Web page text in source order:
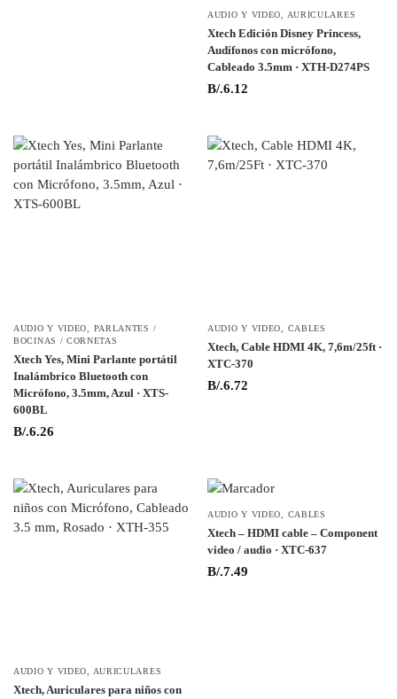
AUDIO Y VIDEO AURICULARES
Xtech Edición Disney Princess,
Audífonos con micrófono,
Cableado 3.5mm · XTH-D274PS
B/.6.12
AUDIO Y VIDEO
PARLANTES /
BOCINAS / CORNETAS
Xtech Yes, Mini Parlante portátil
Inalámbrico Bluetooth con
Micrófono, 3.5mm, Azul · XTS-
600BL
B/.6.26
AUDIO Y VIDEO CABLES
Xtech, Cable HDMI 4K, 7,6m/25ft ·
XTC-370
B/.6.72
AUDIO Y VIDEO AURICULARES
Xtech, Auriculares para niños con
AUDIO Y VIDEO CABLES
Xtech – HDMI cable – Component
video / audio · XTC-637
B/.7.49